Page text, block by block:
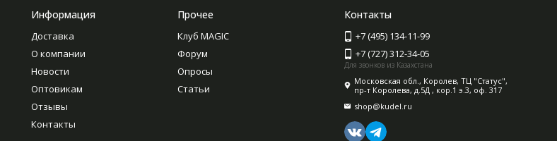
Информация
Доставка
О компании
Новости
Оптовикам
Отзывы
Контакты
Прочее
Клуб MAGIC
Форум
Опросы
Статьи
Контакты
+7 (495) 134-11-99
+7 (727) 312-34-05
Для звонков из Казахстана
Московская обл., Королев, ТЦ "Статус",
пр-т Королева, д.5Д , кор.1 э.3, оф. 317
shop@kudel.ru